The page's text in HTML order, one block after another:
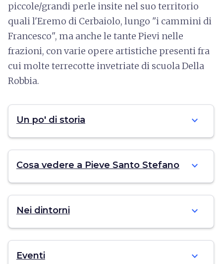
piccole/grandi perle insite nel suo territorio
quali l'Eremo di Cerbaiolo, lungo "i cammini di
Francesco", ma anche le tante Pievi nelle
frazioni, con varie opere artistiche presenti fra
cui molte terrecotte invetriate di scuola Della
Robbia.
Un po' di storia expand_more
Cosa vedere a Pieve Santo Stefano expand_more
Nei dintorni expand_more
Eventi expand_more